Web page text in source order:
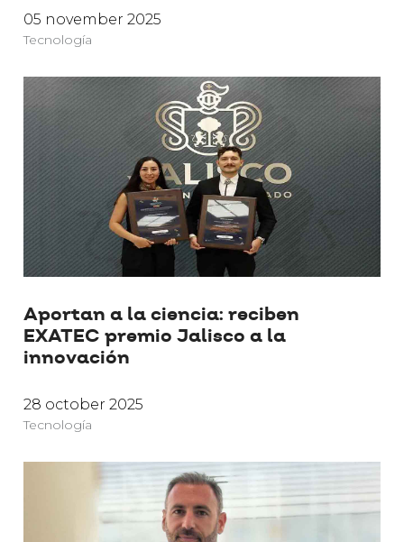
05 november 2025
Tecnología
Aportan a la ciencia: reciben
EXATEC premio Jalisco a la
innovación
28 october 2025
Tecnología